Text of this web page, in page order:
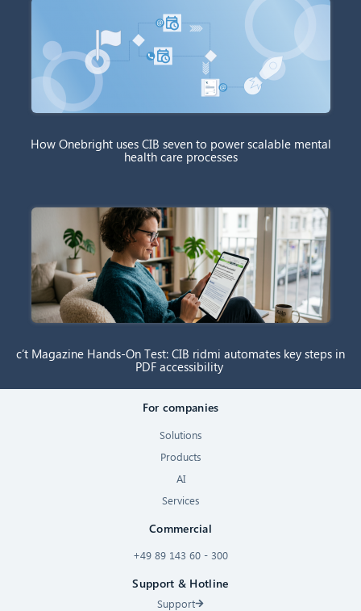
How Onebright uses CIB seven to power scalable mental
health care processes
c’t Magazine Hands-On Test: CIB ridmi automates key steps in
PDF accessibility
For companies
Solutions
Products
AI
Services
Commercial
+49 89 143 60 - 300
Support & Hotline
Support